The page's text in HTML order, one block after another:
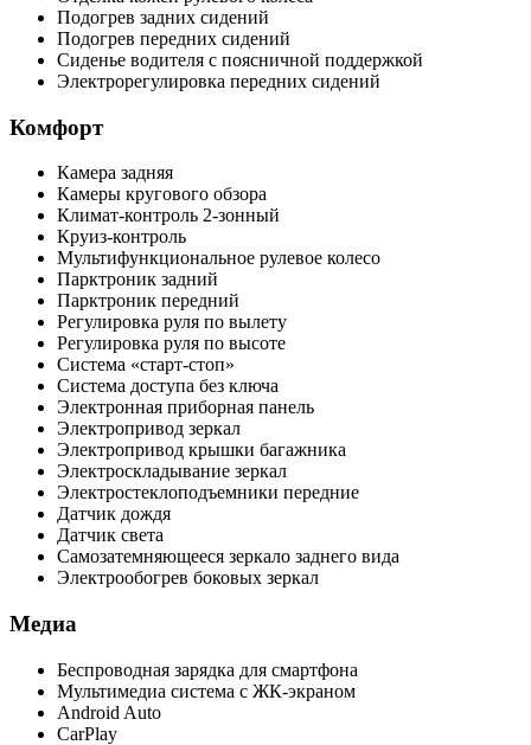
Подогрев задних сидений
Подогрев передних сидений
Сиденье водителя с поясничной поддержкой
Электрорегулировка передних сидений
Комфорт
Камера задняя
Камеры кругового обзора
Климат-контроль 2-зонный
Круиз-контроль
Мультифункциональное рулевое колесо
Парктроник задний
Парктроник передний
Регулировка руля по вылету
Регулировка руля по высоте
Система «старт-стоп»
Система доступа без ключа
Электронная приборная панель
Электропривод зеркал
Электропривод крышки багажника
Электроскладывание зеркал
Электростеклоподъемники передние
Датчик дождя
Датчик света
Самозатемняющееся зеркало заднего вида
Электрообогрев боковых зеркал
Медиа
Беспроводная зарядка для смартфона
Мультимедиа система с ЖК-экраном
Android Auto
CarPlay